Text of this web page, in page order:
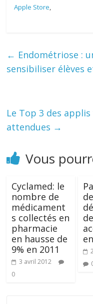
Apple Store,
← Endométriose :
sensibiliser élèves
Le Top 3 des applis
attendues →
Vous
Cyclamed: le
nombre de
médicament
s collectés en
pharmacie
en hausse de
9% en 2011
3 avril 2012
0